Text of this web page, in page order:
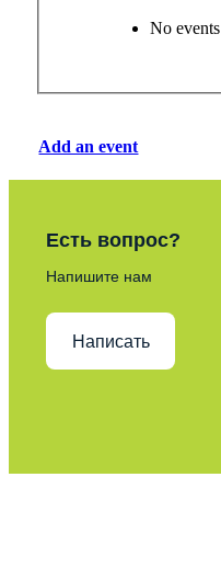
No events
Add an event
Есть вопрос?
Напишите нам
Написать